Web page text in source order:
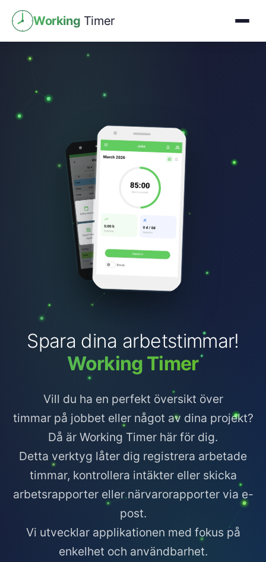
Working Timer
Spara dina arbetstimmar!
Working Timer
Vill du ha en perfekt översikt över
timmar på jobbet eller något av dina projekt?
Då är Working Timer här för dig.
Detta verktyg låter dig registrera arbetade
timmar, kontrollera intäkter eller skicka
arbetsrapporter eller närvarorapporter via e-
post.
Vi utvecklar applikationen med fokus på
enkelhet och användbarhet.